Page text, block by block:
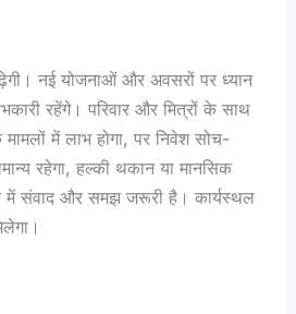
नई योजनाओं और अवसरों पर ध्यान
रहेंगे। परिवार और मित्रों के साथ
में लाभ होगा, पर निवेश सोच-
रहेगा, हल्की थकान या मानसिक
में संवाद और समझ जरूरी है। कार्यस्थल